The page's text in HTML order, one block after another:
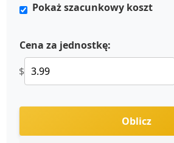
Pokaż szacunkowy koszt
Cena za jednostkę:
$
Oblicz